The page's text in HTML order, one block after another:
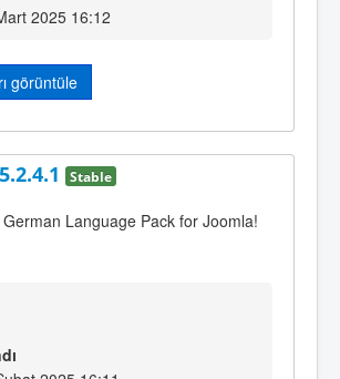
2025 16:12
görüntüle
Stable
Language Pack for Joomla!